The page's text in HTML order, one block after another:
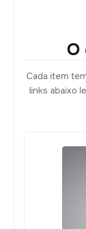
O
Cada item
links abaixo